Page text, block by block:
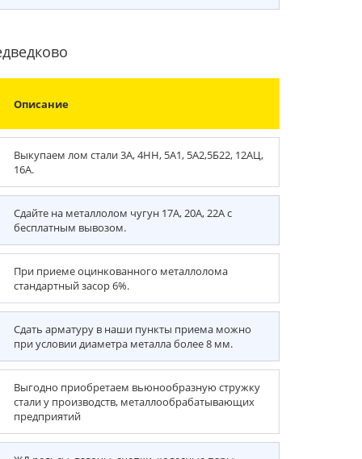
Описание
Выкупаем лом стали 3А, 4НН, 5А1, 5А2,5Б22, 12АЦ,
16А.
Сдайте на металлолом чугун 17А, 20А, 22А с
бесплатным вывозом.
При приеме оцинкованного металлолома
стандартный засор 6%.
Сдать арматуру в наши пункты приема можно
при условии диаметра металла более 8 мм.
Выгодно приобретаем вьюнообразную стружку
стали у производств, металлообрабатывающих
предприятий